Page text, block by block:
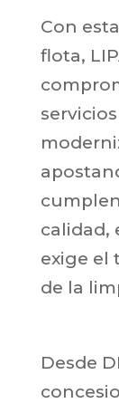
Con
flota,
calidad,
exige el
de la
Desde